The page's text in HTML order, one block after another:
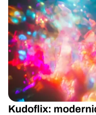
Kudoflix: